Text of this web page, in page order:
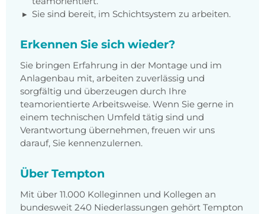
Sie sind bereit, im Schichtsystem zu arbeiten.
Erkennen Sie sich wieder?
Sie bringen Erfahrung in der Montage und im
Anlagenbau mit, arbeiten zuverlässig und
sorgfältig und überzeugen durch Ihre
teamorientierte Arbeitsweise. Wenn Sie gerne in
einem technischen Umfeld tätig sind und
Verantwortung übernehmen, freuen wir uns
darauf, Sie kennenzulernen.
Über Tempton
Mit über 11.000 Kolleginnen und Kollegen an
bundesweit 240 Niederlassungen gehört Tempton